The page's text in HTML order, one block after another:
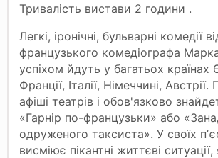
Тривалість вистави 2 години .
Легкі, іронічні, бульварні комедії
французького комедіографа
успіхом йдуть у багатьох країнах
Франції, Італії, Німеччині, Австрії.
афіші театрів і обов'язково
«Гарнір по-французьки» або
одруженого таксиста». У своїх
висміює пікантні життєві